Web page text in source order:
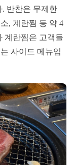
반찬은 무제한
, 계란찜 등 약 4
계란찜은 고객들
사이드 메뉴입